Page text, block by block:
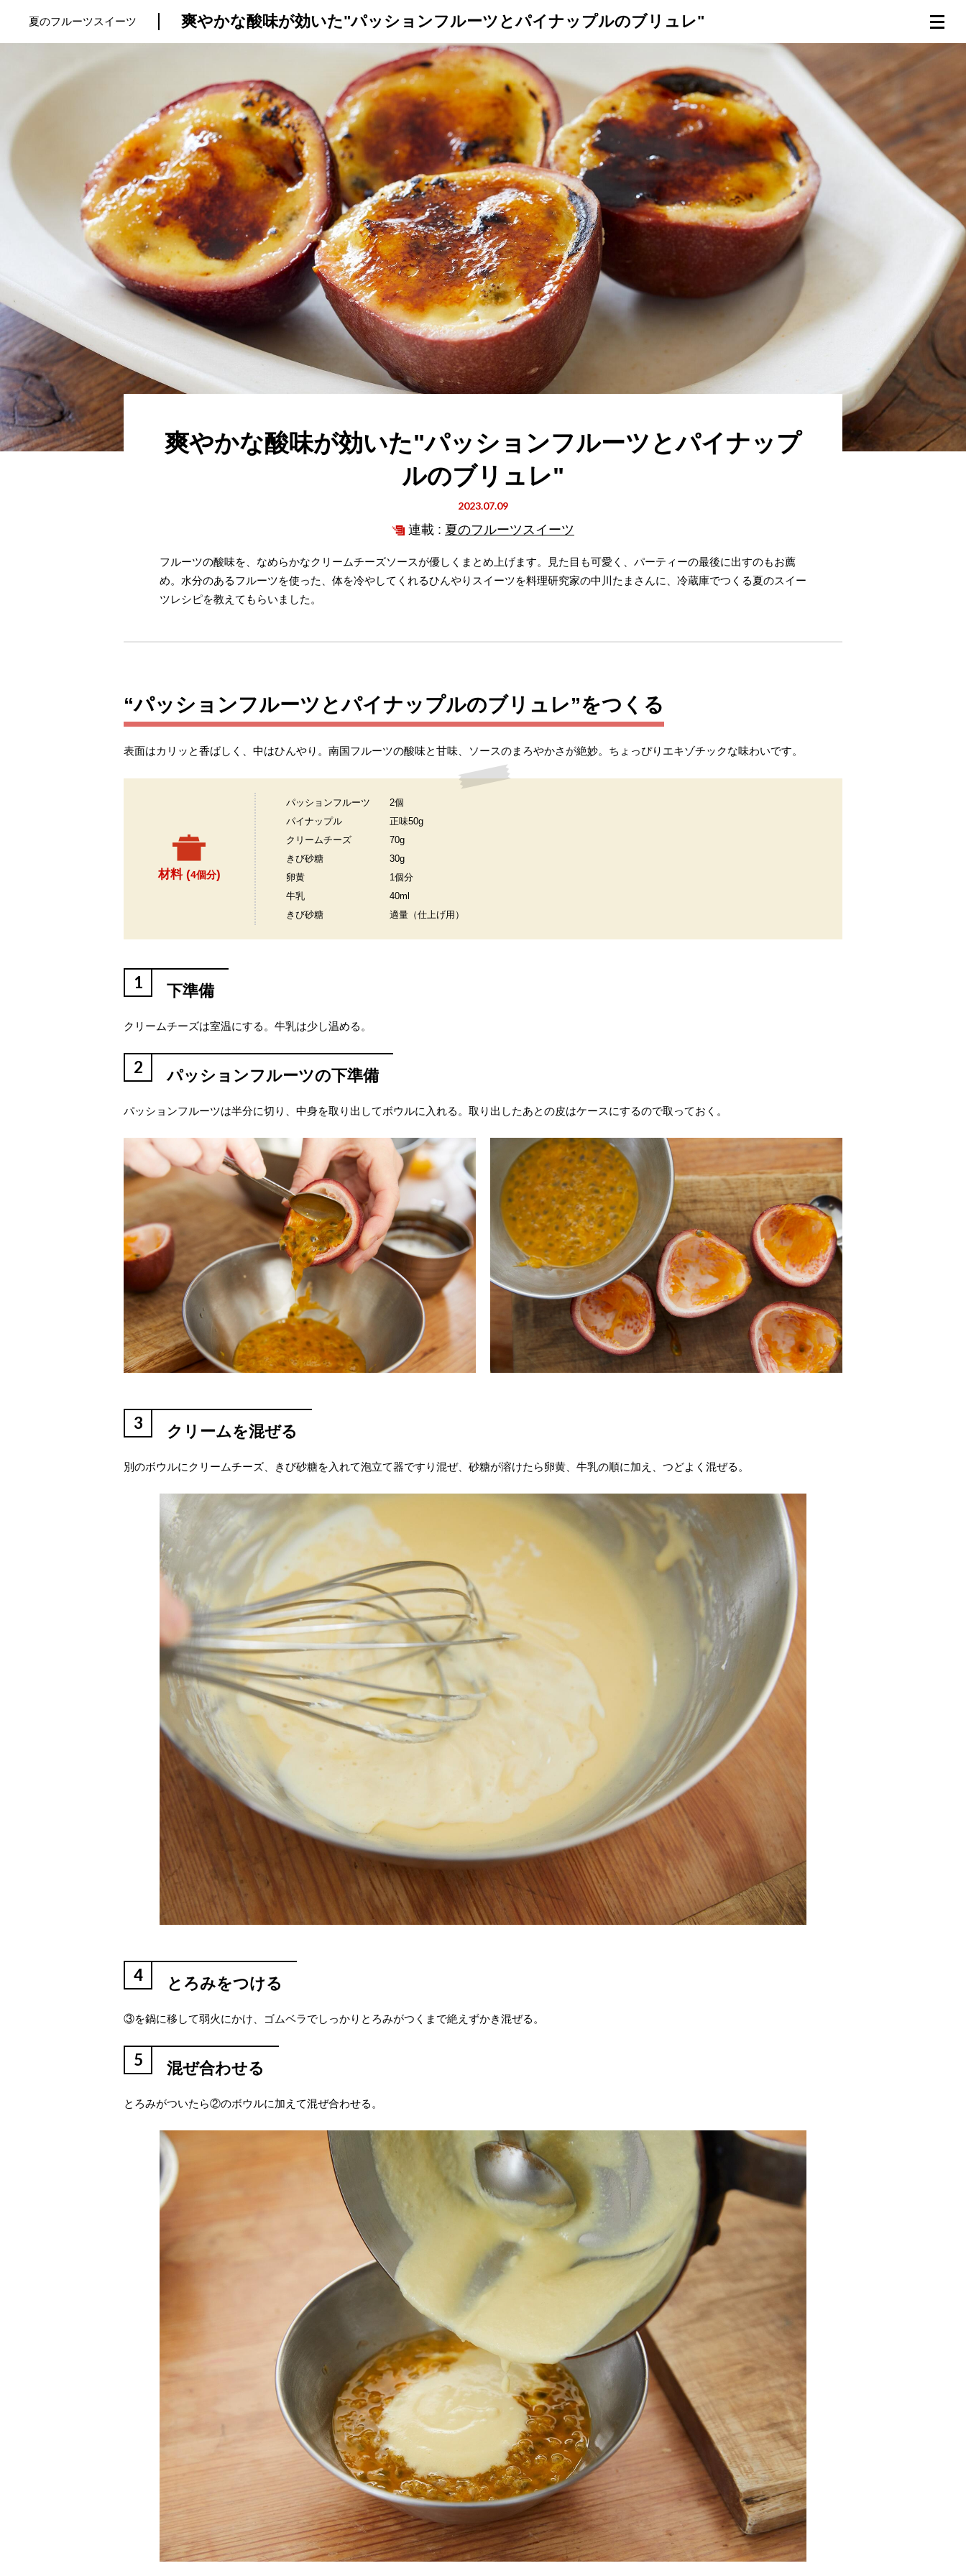
トップ プロが教えるレシピ 厳選！店探し 食のストーリー 連載一覧
夏のフルーツスイーツ 爽やかな酸味が効いた"パッションフルーツとパイナップルのブリュレ"
爽やかな酸味が効いた"パッションフルーツとパイナップ
ルのブリュレ"
2023.07.09
連載 : 夏のフルーツスイーツ
フルーツの酸味を、なめらかなクリームチーズソースが優しくまとめ上げます。見た目も可愛く、パーティーの最後に出すのもお薦
め。水分のあるフルーツを使った、体を冷やしてくれるひんやりスイーツを料理研究家の中川たまさんに、冷蔵庫でつくる夏のスイー
ツレシピを教えてもらいました。
“パッションフルーツとパイナップルのブリュレ”をつくる
表面はカリッと香ばしく、中はひんやり。南国フルーツの酸味と甘味、ソースのまろやかさが絶妙。ちょっぴりエキゾチックな味わいです。
材料 (4個分)
パッションフルーツ
2個
パイナップル
正味50g
クリームチーズ
70g
きび砂糖
30g
卵黄
1個分
牛乳
40ml
きび砂糖
適量（仕上げ用）
1 下準備
クリームチーズは室温にする。牛乳は少し温める。
2 パッションフルーツの下準備
パッションフルーツは半分に切り、中身を取り出してボウルに入れる。取り出したあとの皮はケースにするので取っておく。
3 クリームを混ぜる
別のボウルにクリームチーズ、きび砂糖を入れて泡立て器ですり混ぜ、砂糖が溶けたら卵黄、牛乳の順に加え、つどよく混ぜる。
4 とろみをつける
③を鍋に移して弱火にかけ、ゴムベラでしっかりとろみがつくまで絶えずかき混ぜる。
5 混ぜ合わせる
とろみがついたら②のボウルに加えて混ぜ合わせる。